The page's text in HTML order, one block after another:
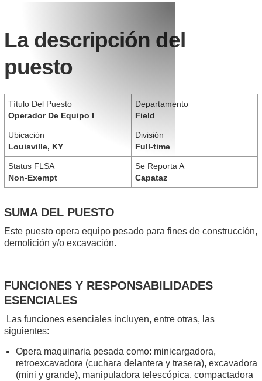
La descripción del
puesto
Título Del Puesto
Operador De Equipo I
Departamento
Field
Ubicación
Louisville, KY
División
Full-time
Status FLSA
Non-Exempt
Se Reporta A
Capataz
SUMA DEL PUESTO
Este puesto opera equipo pesado para fines de construcción,
demolición y/o excavación.
FUNCIONES Y RESPONSABILIDADES
ESENCIALES
Las funciones esenciales incluyen, entre otras, las
siguientes:
Opera maquinaria pesada como: minicargadora,
retroexcavadora (cuchara delantera y trasera), excavadora
(mini y grande), manipuladora telescópica, compactadora